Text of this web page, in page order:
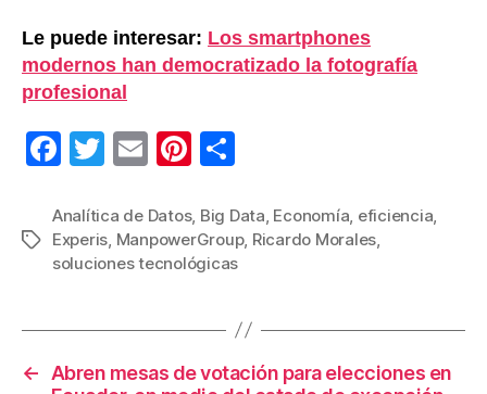
Le puede interesar: Los smartphones
modernos han democratizado la fotografía
profesional
F
c
e
o
o
T
tt
er
E
ail
Pi
er
e
m
p
tir
Etiquetas
Analítica de Datos, Big Data Economía eficiencia
Experis ManpowerGroup, Ricardo Morales
soluciones tecnológicas
←
Abren mesas de votación para elecciones en